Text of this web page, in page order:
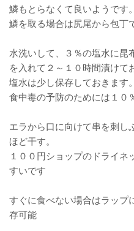
鱗もとらなくて良いようです。
鱗を取る場合は尻尾から包丁
水洗いして、３％の塩水に昆
を入れて２～１０時間漬けて
塩水は少し保存しておきます。
食中毒の予防のためには１０
エラから口に向けて串を刺し
ほど干す。
１００円ショップのドライ
すいです
すぐに食べない場合はラップ
存可能